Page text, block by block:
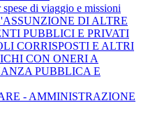
di viaggio e missioni
DI ALTRE
PUBBLICI E PRIVATI
CORRISPOSTI E ALTRI
CON ONERI A
PUBBLICA E
- AMMINISTRAZIONE